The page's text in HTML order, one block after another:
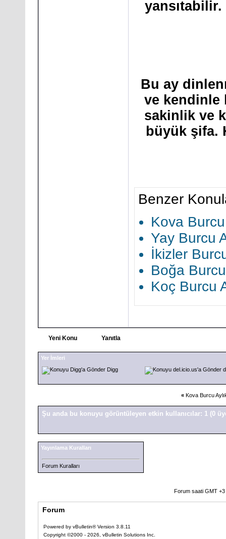
Bu ay
ve kendinle
sakinlik ve
büyük şifa.
Benzer
Kova
Yay Burcu
İkizler
Boğa
Koç Burcu
Yeni Konu Yanıtla
Yer İmleri
Digg
« Kova Burcu
Şu anda bu konuyu görüntüleyen etkin kullanıcılar: 1 (0
Yayınlama Kuralları
Forum Kuralları
Forum saati GMT
Forum
Powered by vBulletin® Version 3.8.11
Copyright ©2000 - 2026, vBulletin Solutions Inc.